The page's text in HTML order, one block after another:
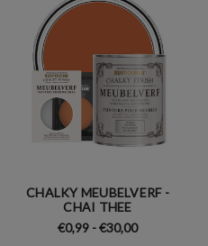
CHALKY MEUBELVERF -
CHAI THEE
€0,99 - €30,00